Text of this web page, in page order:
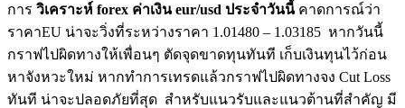
การ วิเคราะห์ forex ค่าเงิน eur/usd ประจำวันนี้คาดการณ์ว่า
ราคาEU น่าจะวิ่งที่ระหว่างราคา 1.01480 – 1.03185 หากวันนี้
กราฟไปผิดทางให้เพื่อนๆ ตัดจุดขาดทุนทันที เก็บเงินทุนไว้ก่อน
หาจังหวะใหม่ หากทำการเทรดแล้วกราฟไปผิดทางจง Cut Loss
ทันที น่าจะปลอดภัยที่สุด สำหรับแนวรับและแนวต้านที่สำคัญ มี